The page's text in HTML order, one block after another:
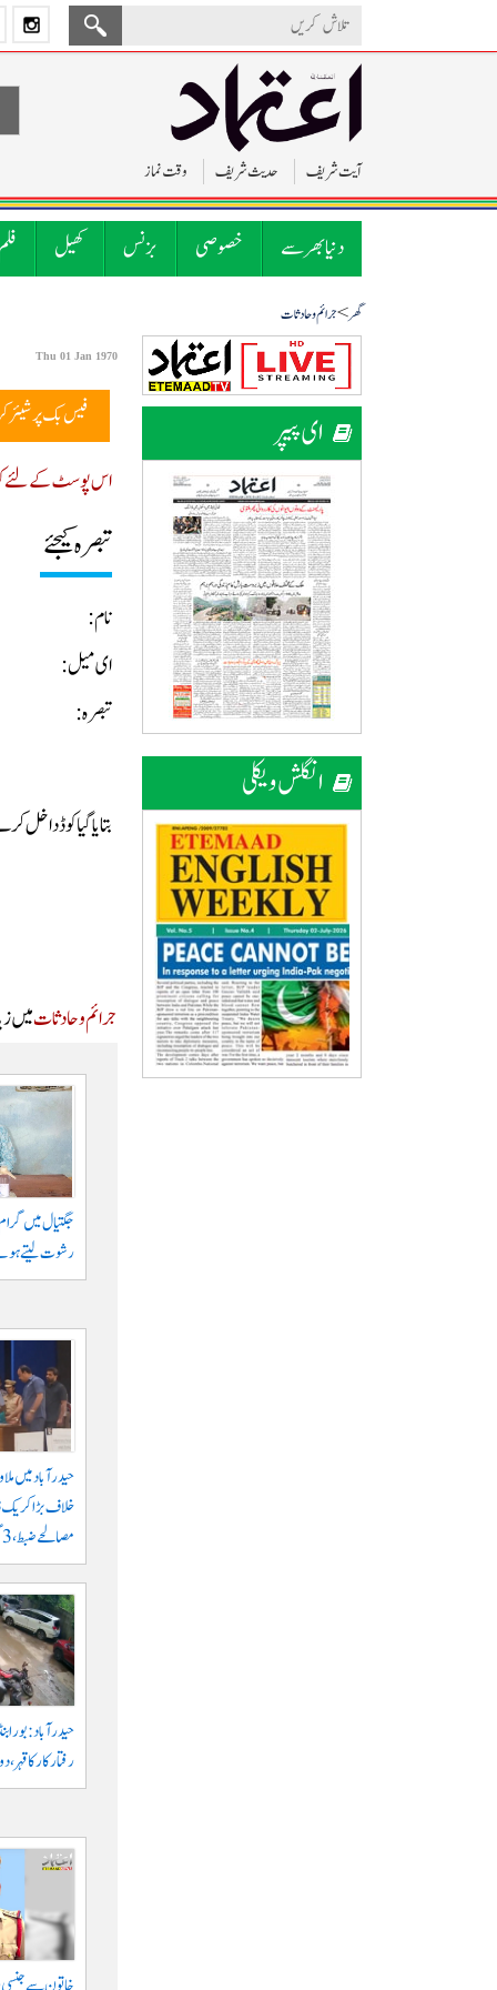
آیت شریف حدیث شریف وقت نماز
دنیا بھر سے خصوصی بزنس کھیل
گھر>جرائم و حادثات
ای پیپر
انگلش ویکلی
Thu 01 Jan 1970
فیس بک پر شیئر
اس پوسٹ کے لئے
تبصرہ کیجئے
نام:
ای میل:
تبصرہ:
بتایا گیا کوڈ داخل
جرائم و حادثاتمیں
رشوت لیتے
حیدرآباد میں
مصالحے ضبط، 3 گرفتار
حیدرآباد:
رفتار کار کا